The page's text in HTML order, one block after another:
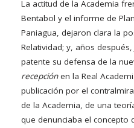
La actitud de la Academia
Bentabol y el informe de
Paniagua, dejaron clara la
Relatividad; y, años
patente su defensa de la
recepciónen la Real
publicación por el
de la Academia, de una
que denunciaba el concepto